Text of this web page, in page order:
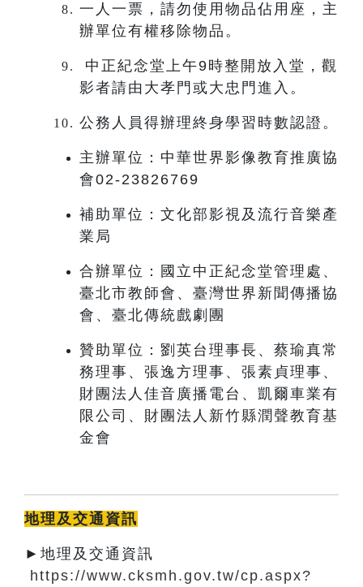
一人一票，請勿使用物品佔用座，主
辦單位有權移除物品。
中正紀念堂上午9時整開放入堂，觀
影者請由大孝門或大忠門進入。
公務人員得辦理終身學習時數認證。
主辦單位：中華世界影像教育推廣協
會02-23826769
補助單位：文化部影視及流行音樂產
業局
合辦單位：國立中正紀念堂管理處、
臺北市教師會、臺灣世界新聞傳播協
會、臺北傳統戲劇團
贊助單位：劉英台理事長、蔡瑜真常
務理事、張逸方理事、張素貞理事、
財團法人佳音廣播電台、凱爾車業有
限公司、財團法人新竹縣潤聲教育基
金會
地理及交通資訊
►地理及交通資訊
https://www.cksmh.gov.tw/cp.aspx?